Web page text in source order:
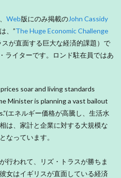
Web版にのみ掲載のJohn Cassidy
、”The Huge Economic Challenge
スが直面する巨大な経済的課題）で
ライターです。ロンド駐在員ではあ
soar and living standards
Minister is planning a vast bailout
エネルギー価格が高騰し、生活水
は、家計と企業に対する大規模な
なっています。
行われて、リズ・トラスが勝ちま
女はイギリスが直面している経済